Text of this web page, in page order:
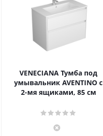
VENECIANA Тумба под
умывальник AVENTINO с
2-мя ящиками, 85 см